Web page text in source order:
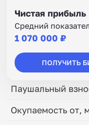
Чистая прибыль
Средний
1 070 000 ₽
ПОЛУЧИТЬ
Паушальный
Окупаемость от,